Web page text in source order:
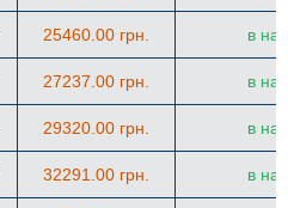
25460.00 грн. в
27237.00 грн. в
29320.00 грн. в
32291.00 грн. в